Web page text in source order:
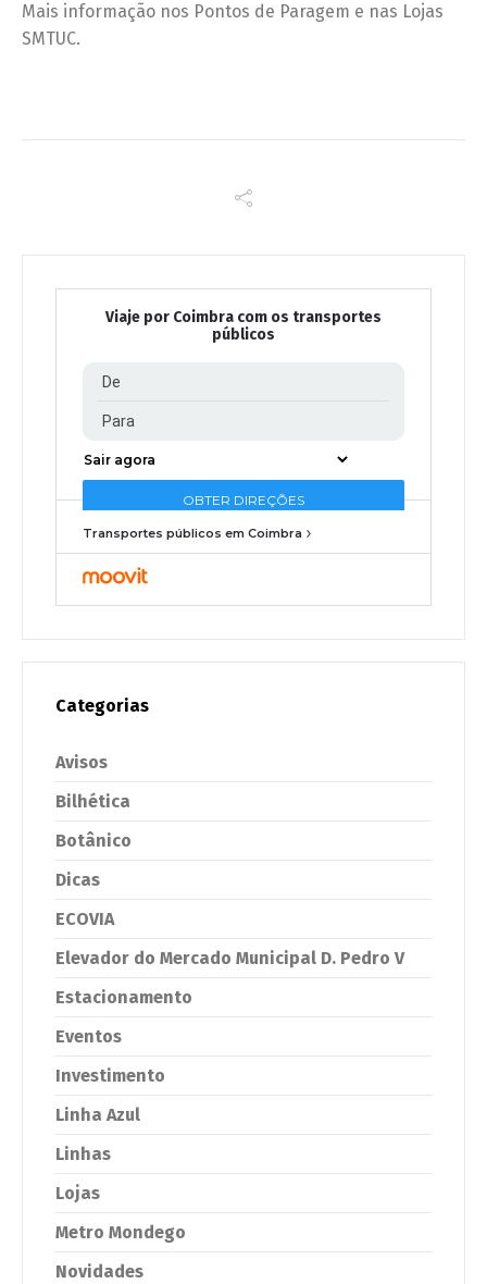
Mais informação nos Pontos de Paragem e nas Lojas
SMTUC.
Viaje por Coimbra com os transportes
públicos
Transportes públicos em Coimbra
Categorias
Avisos
Bilhética
Botânico
Dicas
ECOVIA
Elevador do Mercado Municipal D. Pedro V
Estacionamento
Eventos
Investimento
Linha Azul
Linhas
Lojas
Metro Mondego
Novidades